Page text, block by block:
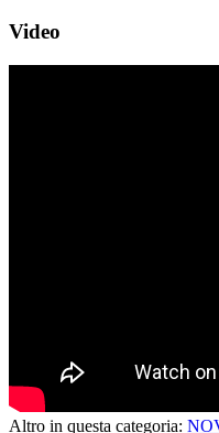
Video
Altro in questa categoria: